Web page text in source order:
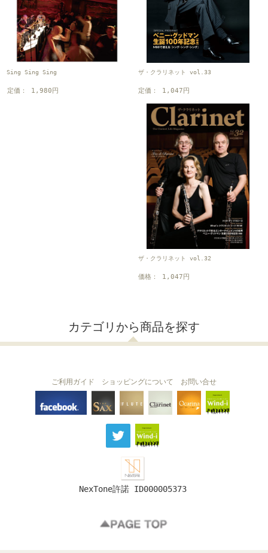
Sing Sing Sing
定価： 1,980円
ザ・クラリネット vol.33
定価： 1,047円
ザ・クラリネット vol.32
価格： 1,047円
カテゴリから商品を探す
THE SAX The Clarinet
Ocarina
ご利用ガイド ショッピングについて お問い合せ
NexTone許諾 ID000005373